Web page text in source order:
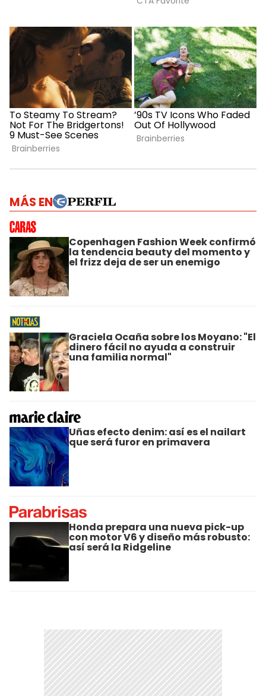
MÁS EN
Copenhagen Fashion Week confirmó
la tendencia beauty del momento y
el frizz deja de ser un enemigo
Graciela Ocaña sobre los Moyano: "El
dinero fácil no ayuda a construir
una familia normal"
Uñas efecto denim: así es el nailart
que será furor en primavera
Honda prepara una nueva pick-up
con motor V6 y diseño más robusto:
así será la Ridgeline